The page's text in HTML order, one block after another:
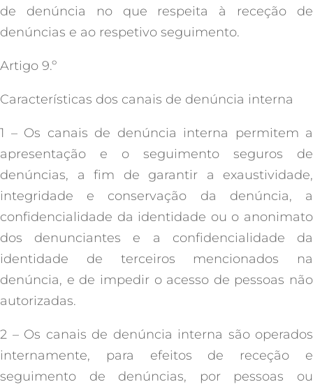
de denúncia no que respeita à receção de
denúncias e ao respetivo seguimento.
Artigo 9.º
Características dos canais de denúncia interna
1 – Os canais de denúncia interna permitem a
apresentação e o seguimento seguros de
denúncias, a fim de garantir a exaustividade,
integridade e conservação da denúncia, a
confidencialidade da identidade ou o anonimato
dos denunciantes e a confidencialidade da
identidade de terceiros mencionados na
denúncia, e de impedir o acesso de pessoas não
autorizadas.
2 – Os canais de denúncia interna são operados
internamente, para efeitos de receção e
seguimento de denúncias, por pessoas ou